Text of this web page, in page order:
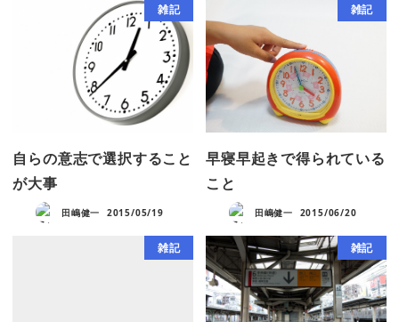
雑記
自らの意志で選択すること
が大事
田嶋健一 2015/05/19
雑記
早寝早起きで得られている
こと
田嶋健一 2015/06/20
雑記 雑記